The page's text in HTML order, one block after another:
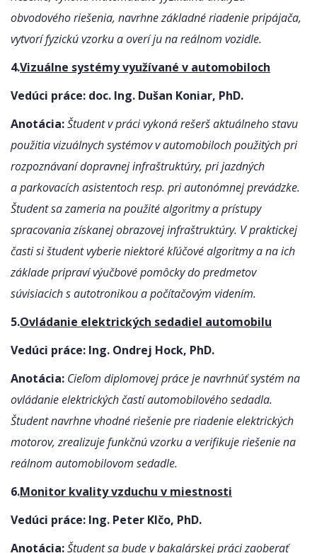
obvodového riešenia, navrhne základné riadenie pripájača,
vytvorí fyzickú vzorku a overí ju na reálnom vozidle.
4.Vizuálne systémy využívané v automobiloch
Vedúci práce: doc. Ing. Dušan Koniar, PhD.
Anotácia:Študent v práci vykoná rešerš aktuálneho stavu
použitia vizuálnych systémov v automobiloch použitých pri
rozpoznávaní dopravnej infraštruktúry, pri jazdných
a parkovacích asistentoch resp. pri autonómnej prevádzke.
Študent sa zameria na použité algoritmy a prístupy
spracovania získanej obrazovej infraštruktúry. V praktickej
časti si študent vyberie niektoré kľúčové algoritmy a na ich
základe pripraví výučbové pomôcky do predmetov
súvisiacich s autotronikou a počítačovým videním.
5.Ovládanie elektrických sedadiel automobilu
Vedúci práce: Ing. Ondrej Hock, PhD.
Anotácia: Cieľom diplomovej práce je navrhnúť systém na
ovládanie elektrických častí automobilového sedadla.
Študent navrhne vhodné riešenie pre riadenie elektrických
motorov, zrealizuje funkčnú vzorku a verifikuje riešenie na
reálnom automobilovom sedadle.
6.Monitor kvality vzduchu v miestnosti
Vedúci práce: Ing. Peter Klčo, PhD.
Anotácia:Študent sa bude v bakalárskej práci zaoberať